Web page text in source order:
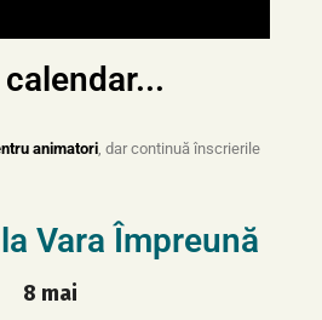
animatori, dar continuă înscrierile
Vara Împreună
8 mai